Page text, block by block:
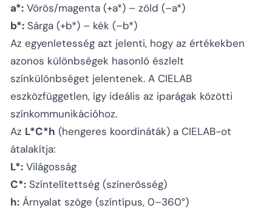
a*: Vörös/magenta (+a*) – zöld (–a*)
b*: Sárga (+b*) – kék (–b*)
Az egyenletesség azt jelenti, hogy az értékekben
azonos különbségek hasonló észlelt
színkülönbséget jelentenek. A CIELAB
eszközfüggetlen, így ideális az iparágak közötti
színkommunikációhoz.
Az L*C*h (hengeres koordináták) a CIELAB-ot
átalakítja:
L*: Világosság
C*: Színtelítettség (színerősség)
h: Árnyalat szöge (színtípus, 0–360°)